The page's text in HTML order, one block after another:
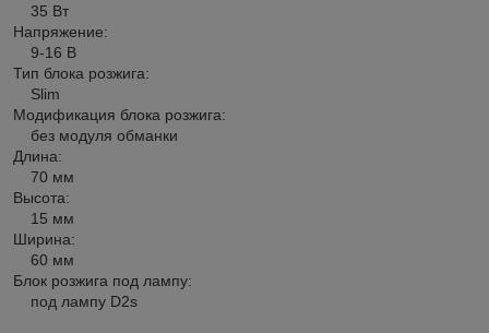
35 Вт
Напряжение:
9-16 В
Тип блока розжига:
Slim
Mодификация блока розжига:
без модуля обманки
Длина:
70 мм
Высота:
15 мм
Ширина:
60 мм
Блок розжига под лампу:
под лампу D2s